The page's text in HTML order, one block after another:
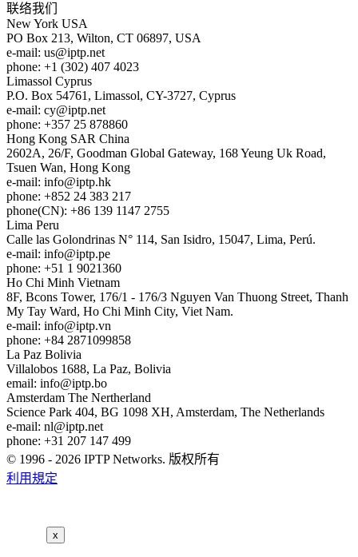
联络我们
New York USA
PO Box 213, Wilton, CT 06897, USA
e-mail: us
iptp.net
phone: +1 (302) 407 4023
Limassol Cyprus
P.O. Box 54761, Limassol, CY-3727, Cyprus
e-mail: cy
iptp.net
phone: +357 25 878860
Hong Kong SAR China
2602A, 26/F, Goodman Global Gateway, 168 Yeung Uk Road,
Tsuen Wan, Hong Kong
e-mail: info
iptp.hk
phone: +852 24 383 217
phone(CN): +86 139 1147 2755
Lima Peru
Calle las Golondrinas N° 114, San Isidro, 15047, Lima, Perú.
e-mail: info
iptp.pe
phone: +51 1 9021360
Ho Chi Minh Vietnam
8F, Bcons Tower, 176/1 - 176/3 Nguyen Van Thuong Street, Thanh
My Tay Ward, Ho Chi Minh City, Viet Nam.
e-mail: info
iptp.vn
phone: +84 2871099858
La Paz Bolivia
Villalobos 1688, La Paz, Bolivia
email: info
iptp.bo
Amsterdam The Nertherland
Science Park 404, BG 1098 XH, Amsterdam, The Netherlands
e-mail: nl
iptp.net
phone: +31 207 147 499
© 1996 - 2026 IPTP Networks. 版权所有
利用規定
x